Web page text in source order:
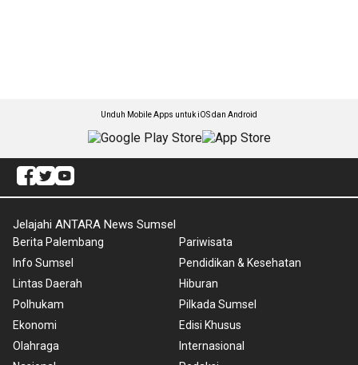
Unduh Mobile Apps untuk iOS dan Android
Jelajahi ANTARA News Sumsel
Berita Palembang
Info Sumsel
Lintas Daerah
Polhukam
Ekonomi
Olahraga
Pariwisata
Pendidikan & Kesehatan
Hiburan
Pilkada Sumsel
Edisi Khusus
Internasional